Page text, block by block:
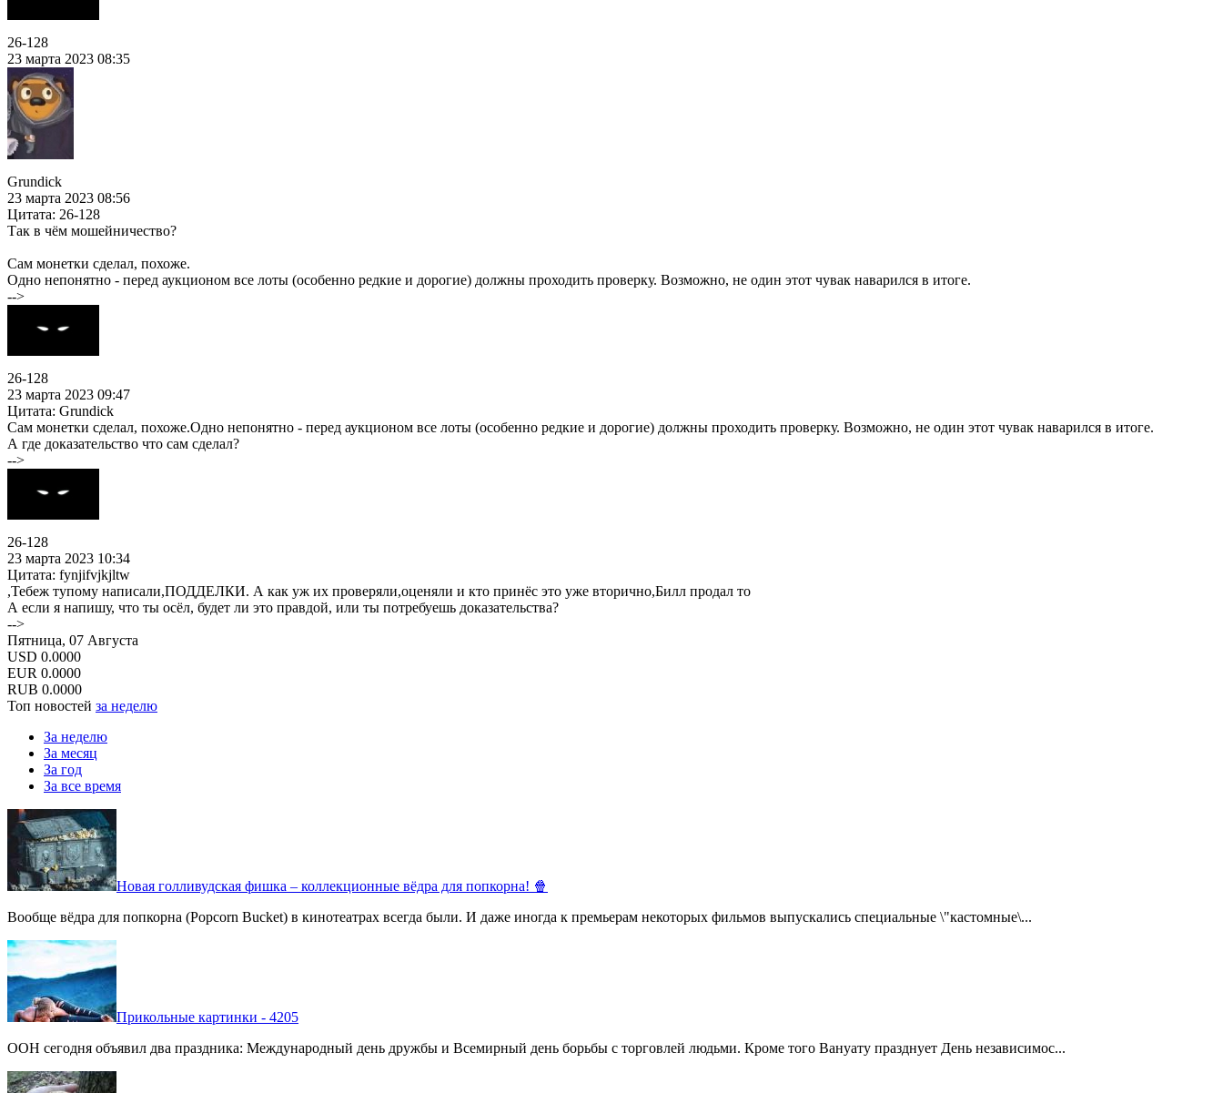
26-128
23 марта 2023 08:35
Grundick
23 марта 2023 08:56
Цитата: 26-128
Так в чём мошейничество?
Сам монетки сделал, похоже.
Одно непонятно - перед аукционом все лоты (особенно редкие и дорогие) должны проходить проверку. Возможно, не один этот чувак наварился в итоге.
-->
26-128
23 марта 2023 09:47
Цитата: Grundick
Сам монетки сделал, похоже.Одно непонятно - перед аукционом все лоты (особенно редкие и дорогие) должны проходить проверку. Возможно, не один этот чувак наварился в итоге.
А где доказательство что сам сделал?
-->
26-128
23 марта 2023 10:34
Цитата: fynjifvjkjltw
,Тебеж тупому написали,ПОДДЕЛКИ. А как уж их проверяли,оценяли и кто принёс это уже вторично,Билл продал то
А если я напишу, что ты осёл, будет ли это правдой, или ты потребуешь доказательства?
-->
Пятница, 07 Августа
USD 0.0000
EUR 0.0000
RUB 0.0000
Топ новостей за неделю
За неделю
За месяц
За год
За все время
Новая голливудская фишка – коллекционные вёдра для попкорна! 🍿
Вообще вёдра для попкорна (Popcorn Bucket) в кинотеатрах всегда были. И даже иногда к премьерам некоторых фильмов выпускались специальные \"кастомные\...
Прикольные картинки - 4205
ООН сегодня объявил два праздника: Международный день дружбы и Всемирный день борьбы с торговлей людьми. Кроме того Вануату празднует День независимос...